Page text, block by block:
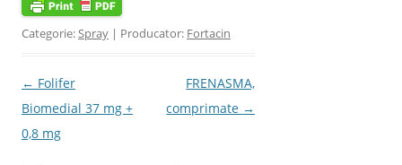
Categorie:Spray | Producator: Fortacin
Post navigation
← Folifer
Biomedial 37 mg +
0,8 mg
FRENASMA,
comprimate →